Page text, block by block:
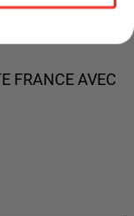
FRANCE AVEC